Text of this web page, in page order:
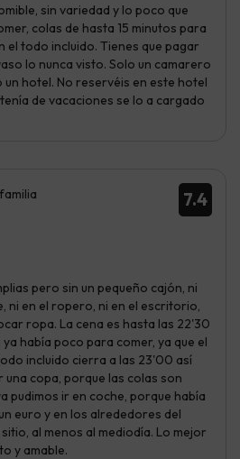
sin variedad y lo poco que
colas de hasta 15 minutos para
el todo incluido. Tienes que pagar
lo nunca visto. Solo un camarero
hotel. No reservéis en este hotel
de vacaciones se lo a cargado
7.4
pero sin un pequeño cajón, ni
ni en el ropero, ni en el escritorio,
ropa. La cena es hasta las 22'30
ya había poco para comer, ya que el
incluido cierra a las 23'00 así
una copa, porque las colas son
pudimos ir en coche, porque había
euro y en los alrededores del
al menos al mediodía. Lo mejor
y amable.